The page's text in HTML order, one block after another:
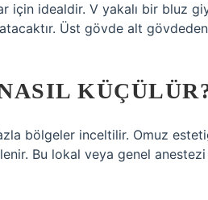
için idealdir. V yakalı bir bluz
Üst gövde alt
bölgeler inceltilir. Omuz
Bu lokal veya genel